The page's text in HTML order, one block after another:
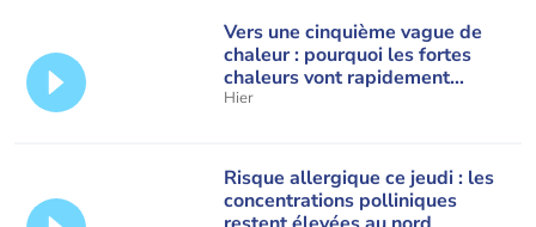
Vers une cinquième vague de
chaleur : pourquoi les fortes
chaleurs vont rapidement
revenir en France
Hier
Risque allergique ce jeudi : les
concentrations polliniques